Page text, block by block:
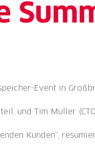
Event in
und Tim Muller
Kunden“,